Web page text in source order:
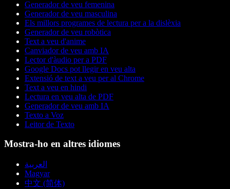
Generador de veu femenina
Generador de veu masculina
Els millors programes de lectura per a la dislèxia
Generador de veu robòtica
Text a veu d'anime
Canviador de veu amb IA
Lector d'àudio per a PDF
Google Docs pot llegir en veu alta
Extensió de text a veu per al Chrome
Text a veu en hindi
Lectura en veu alta de PDF
Generador de veu amb IA
Texto a Voz
Leitor de Texto
Mostra-ho en altres idiomes
العربية
Magyar
中文 (简体)